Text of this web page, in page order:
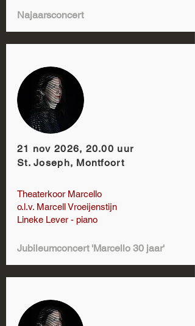
Najaarsconcert
21 nov 2026, 20.00 uur
St. Joseph, Montfoort
Theaterkoor Marcello
o.l.v. Marcell Vroeijenstijn
Lineke Lever - piano
Jubileumconcert 'Marcello 30 jaar'